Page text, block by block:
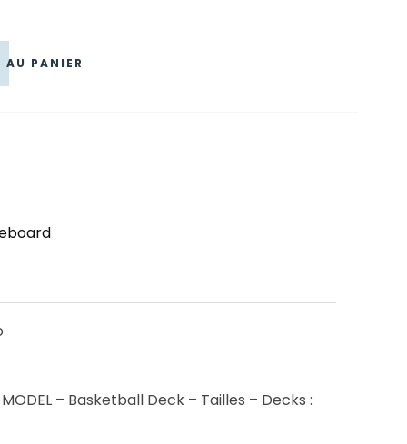
AU PANIER
MODEL – Basketball Deck – Tailles – Decks :